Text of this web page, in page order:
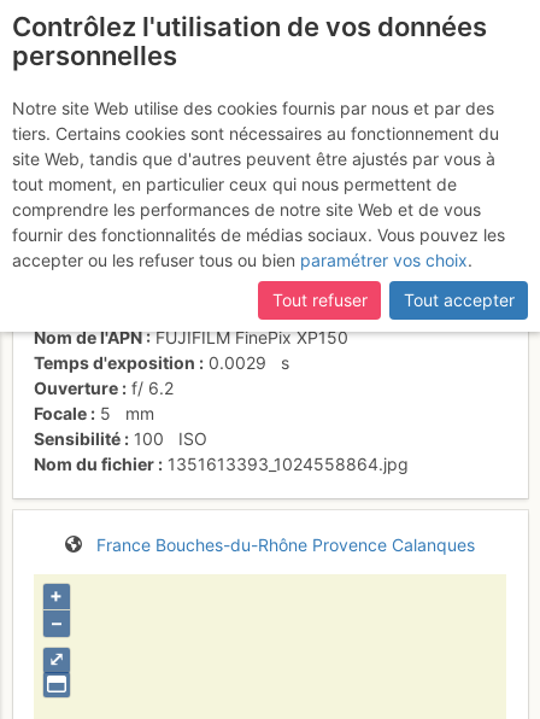
Départ depuis R3
Activités
Date/heure
30 oct. 2012 12:16
Contributeur
regis duvernay
individuel (CC by-nc-nd)
Nom de l'APN
FUJIFILM FinePix XP150
Temps d'exposition
0.0029
s
Ouverture
f/ 6.2
Focale
5
mm
Sensibilité
100
ISO
Nom du fichier
1351613393_1024558864.jpg
France Bouches-du-Rhône Provence Calanques
⤢
+
–
Contrôlez l'utilisation de vos données
personnelles
Notre site Web utilise des cookies fournis par nous et par des
tiers. Certains cookies sont nécessaires au fonctionnement du
site Web, tandis que d'autres peuvent être ajustés par vous à
tout moment, en particulier ceux qui nous permettent de
comprendre les performances de notre site Web et de vous
fournir des fonctionnalités de médias sociaux. Vous pouvez les
accepter ou les refuser tous ou bien paramétrer vos choix.
Tout refuser
Tout accepter